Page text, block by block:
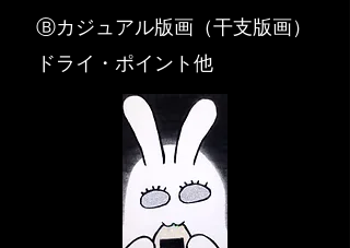
​Ⓑカジュアル版画（干支版画）
ドライ・ポイント他